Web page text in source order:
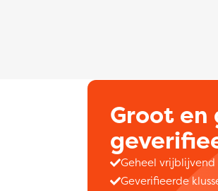
Groot en
Geheel vrijblijvend
Geverifieerde